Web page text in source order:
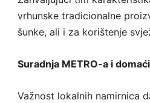
vrhunske tradicionalne
šunke, ali i za korištenje
Suradnja METRO-a i
Važnost lokalnih namirnica